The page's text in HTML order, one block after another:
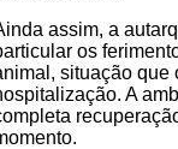
assim, a
os
situação que
A